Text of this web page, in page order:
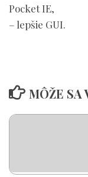
Pocket IE,
– lepšie GUI.
MÔŽE SA